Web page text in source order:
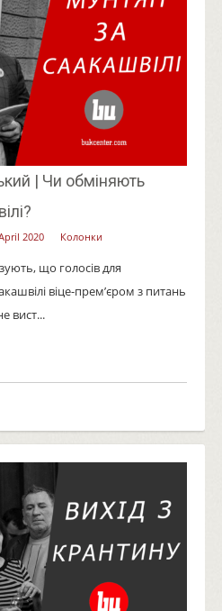
| Чи обміняють
2020 Колонки
що голосів для
віце-прем’єром з питань
вист...